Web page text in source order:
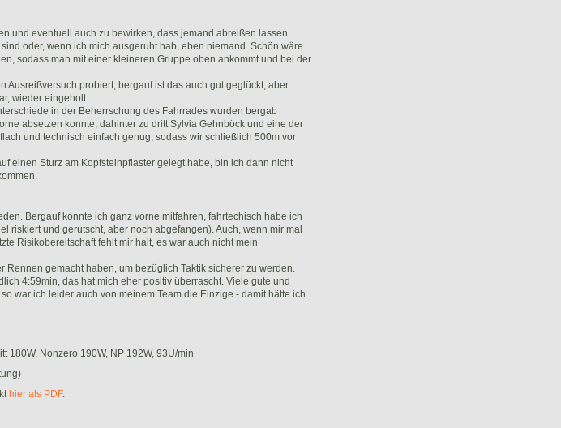
und eventuell auch zu bewirken, dass jemand abreißen lassen
oder, wenn ich mich ausgeruht hab, eben niemand. Schön wäre
sodass man mit einer kleineren Gruppe oben ankommt und bei der
Ausreißversuch probiert, bergauf ist das auch gut geglückt, aber
wieder eingeholt.
in der Beherrschung des Fahrrades wurden bergab
absetzen konnte, dahinter zu dritt Sylvia Gehnböck und eine der
und technisch einfach genug, sodass wir schließlich 500m vor
einen Sturz am Kopfsteinpflaster gelegt habe, bin ich dann nicht
Bergauf konnte ich ganz vorne mitfahren, fahrtechisch habe ich
riskiert und gerutscht, aber noch abgefangen). Auch, wenn mir mal
Risikobereitschaft fehlt mir halt, es war auch nicht mein
gemacht haben, um bezüglich Taktik sicherer zu werden.
4:59min, das hat mich eher positiv überrascht. Viele gute und
war ich leider auch von meinem Team die Einzige - damit hätte ich
180W, Nonzero 190W, NP 192W, 93U/min
hier als PDF.